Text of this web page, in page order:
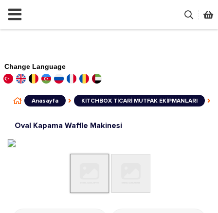
Change Language
Anasayfa KİTCHBOX TİCARİ MUTFAK EKİPMANLARI
Oval Kapama Waffle Makinesi